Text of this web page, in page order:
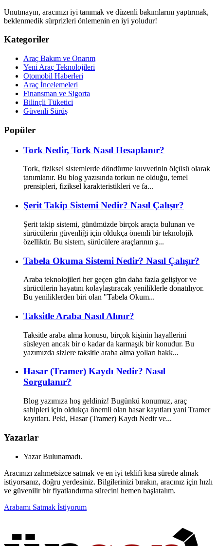
Unutmayın, aracınızı iyi tanımak ve düzenli bakımlarını yaptırmak,
beklenmedik sürprizleri önlemenin en iyi yoludur!
Kategoriler
Araç Bakım ve Onarım
Yeni Araç Teknolojileri
Otomobil Haberleri
Araç İncelemeleri
Finansman ve Sigorta
Bilinçli Tüketici
Güvenli Sürüş
Popüler
Tork Nedir, Tork Nasıl Hesaplanır?
Tork, fiziksel sistemlerde döndürme kuvvetinin ölçüsü olarak
tanımlanır. Bu blog yazısında torkun ne olduğu, temel
prensipleri, fiziksel karakteristikleri ve fa...
Şerit Takip Sistemi Nedir? Nasıl Çalışır?
Şerit takip sistemi, günümüzde birçok araçta bulunan ve
sürücülerin güvenliği için oldukça önemli bir teknolojik
özelliktir. Bu sistem, sürücülere araçlarının ş...
Tabela Okuma Sistemi Nedir? Nasıl Çalışır?
Araba teknolojileri her geçen gün daha fazla gelişiyor ve
sürücülerin hayatını kolaylaştıracak yeniliklerle donatılıyor.
Bu yeniliklerden biri olan "Tabela Okum...
Taksitle Araba Nasıl Alınır?
Taksitle araba alma konusu, birçok kişinin hayallerini
süsleyen ancak bir o kadar da karmaşık bir konudur. Bu
yazımızda sizlere taksitle araba alma yolları hakk...
Hasar (Tramer) Kaydı Nedir? Nasıl
Sorgulanır?
Blog yazımıza hoş geldiniz! Bugünkü konumuz, araç
sahipleri için oldukça önemli olan hasar kayıtları yani Tramer
kayıtları. Peki, Hasar (Tramer) Kaydı Nedir ve...
Yazarlar
Yazar Bulunamadı.
Aracınızı zahmetsizce satmak ve en iyi teklifi kısa sürede almak
istiyorsanız, doğru yerdesiniz. Bilgilerinizi bırakın, aracınız için hızlı
ve güvenilir bir fiyatlandırma sürecini hemen başlatalım.
Arabamı Satmak İstiyorum